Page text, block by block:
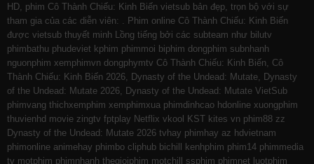
HD, phim Cô Thành Chiếu: Kinh Biến vietsub bản đẹp, trọn bộ với sự
tham gia của các diễn viên: . Phim online Cô Thành Chiếu: Kinh Biến
được vietsub thuyết minh Lồng tiếng bởi các subteam như bilutv
phimbathu phudeviet kphim phimmoi biphim dongphim subnhanh
nguonphim xemphimvn dongphymtv Cô Thành Chiếu: Kinh Biến, Cô
Thành Chiếu: Kinh Biến 2026, Dynasty of the Undead: Mutate, Dynasty
of the Undead: Mutate 2026, Dynasty of the Undead: Mutate VietSub
phimvang thichxemphim xemphimxua phimdinhcao hdonline xuongphim
thuvienhd movie zingtv fptplay Netflix vkool KST kites vn phim88 zz
Dynasty of the Undead: Mutate 2026 tvhay phimhay az hdvietnam
phimonline animehay phimbo cliphub bichill kenhphim phim14 phimmedia
tv motphim phimnhanh thegioiphim motchill ssphim phimnet luotphim